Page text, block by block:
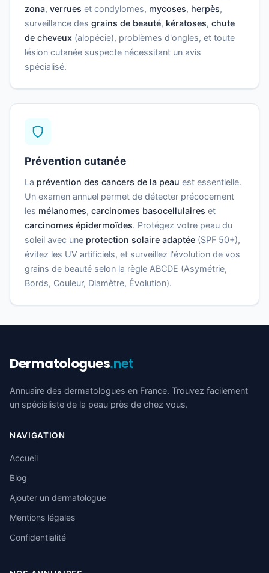
zona, verrues et condylomes, mycoses, herpès,
surveillance des grains de beauté, kératoses, chute
de cheveux (alopécie), problèmes d'ongles, et toute
lésion cutanée suspecte nécessitant un avis
spécialisé.
Prévention cutanée
La prévention des cancers de la peau est essentielle.
Un examen annuel permet de détecter précocement
les mélanomes, carcinomes basocellulaires et
carcinomes épidermoïdes. Protégez votre peau du
soleil avec une protection solaire adaptée (SPF 50+),
évitez les UV artificiels, et surveillez l'évolution de vos
grains de beauté selon la règle ABCDE (Asymétrie,
Bords, Couleur, Diamètre, Évolution).
Dermatologues.net
Annuaire des dermatologues en France. Trouvez facilement
un spécialiste de la peau près de chez vous.
NAVIGATION
Accueil
Blog
Ajouter un dermatologue
Mentions légales
Confidentialité